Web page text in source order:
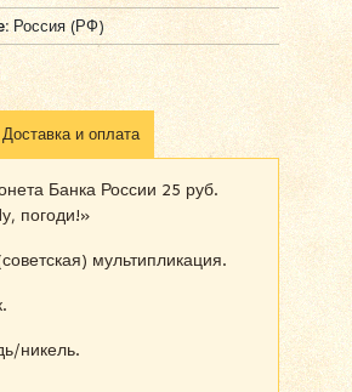
Россия (РФ)
Доставка и оплата
Банка России 25 руб.
погоди!»
мультипликация.
никель.